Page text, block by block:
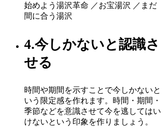
始めよう湯沢革命 ／お宝湯沢 ／まだ
間に合う湯沢
4.今しかないと認識さ
せる
時間や期間を示すことで今しかないと
いう限定感を作れます。時間・期間・
季節などを意識させて今を逃してはい
けないという印象を作りましょう。